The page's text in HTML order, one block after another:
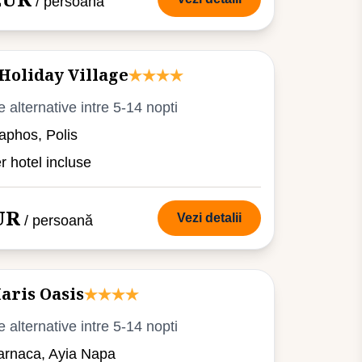
Village
alternative intre 5-14 nopti
Polis
hotel incluse
/ persoană Vezi detalii
Oasis
alternative intre 5-14 nopti
Ayia Napa